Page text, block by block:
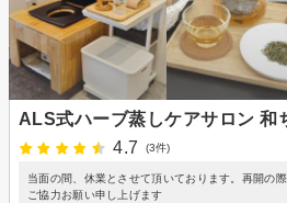
ALS式ハーブ蒸しケアサロン 和
4.7
(3件)
当面の間、休業とさせて頂いております。再開の
ご協力お願い申し上げます